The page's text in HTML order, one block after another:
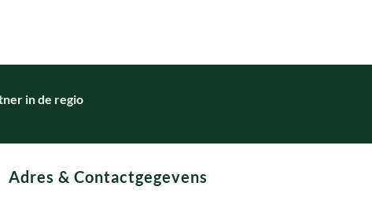
in de regio
Adres & Contactgegevens